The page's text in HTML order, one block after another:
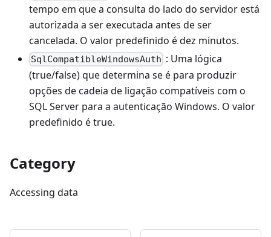
tempo em que a consulta do lado do servidor está
autorizada a ser executada antes de ser
cancelada. O valor predefinido é dez minutos.
SqlCompatibleWindowsAuth : Uma lógica
(true/false) que determina se é para produzir
opções de cadeia de ligação compatíveis com o
SQL Server para a autenticação Windows. O valor
predefinido é true.
Category
Accessing data